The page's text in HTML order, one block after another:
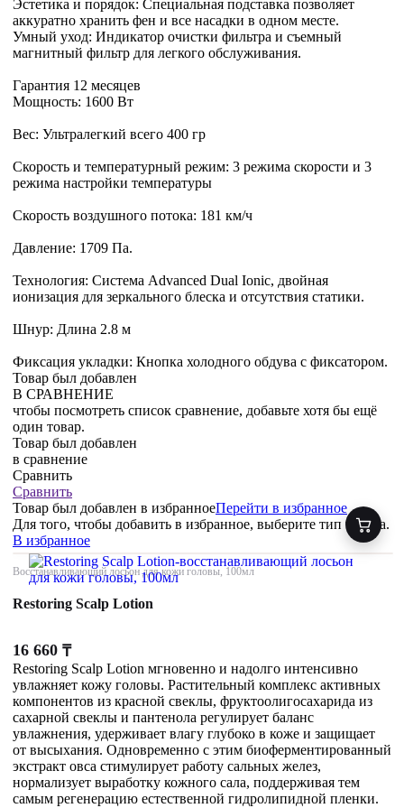
Эстетика и порядок: Специальная подставка позволяет
аккуратно хранить фен и все насадки в одном месте.
Умный уход: Индикатор очистки фильтра и съемный
магнитный фильтр для легкого обслуживания.
Гарантия 12 месяцев
Мощность: 1600 Вт
Вес: Ультралегкий всего 400 гр
Скорость и температурный режим: 3 режима скорости и 3
режима настройки температуры
Скорость воздушного потока: 181 км/ч
Давление: 1709 Па.
Технология: Система Advanced Dual Ionic, двойная
ионизация для зеркального блеска и отсутствия статики.
Шнур: Длина 2.8 м
Фиксация укладки: Кнопка холодного обдува с фиксатором.
Товар был добавлен
В СРАВНЕНИЕ
чтобы посмотреть список сравнение, добавьте хотя бы ещё
один товар.
Товар был добавлен
в сравнение
Сравнить
Сравнить
Товар был добавлен в избранноеПерейти в избранное
Для того, чтобы добавить в избранное, выберите тип товара.
В избранное
Восстанавливающий лосьон для кожи головы, 100мл
Restoring Scalp Lotion
16 660 ₸
Restoring Scalp Lotion мгновенно и надолго интенсивно
увлажняет кожу головы. Растительный комплекс активных
компонентов из красной свеклы, фруктоолигосахарида из
сахарной свеклы и пантенола регулирует баланс
увлажнения, удерживает влагу глубоко в коже и защищает
от высыхания. Одновременно с этим биоферментированный
экстракт овса стимулирует работу сальных желез,
нормализует выработку кожного сала, поддерживая тем
самым регенерацию естественной гидролипидной пленки.